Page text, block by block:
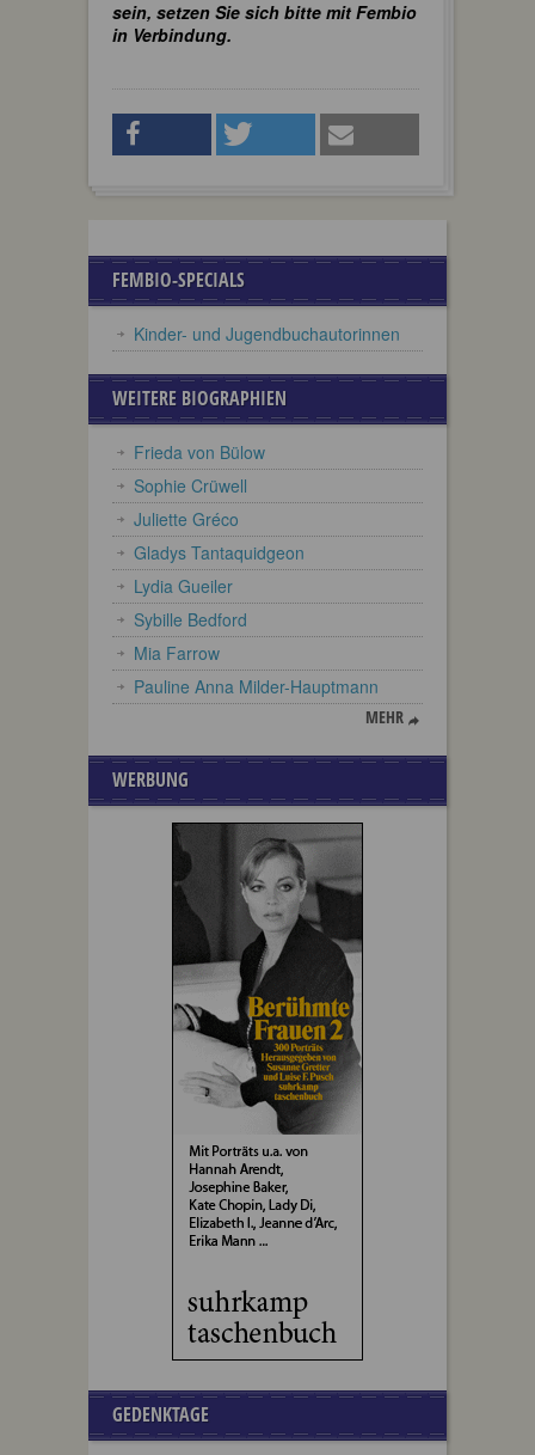
sein, setzen Sie sich bitte mit Fembio
in Verbindung.
FEMBIO-SPECIALS
Kinder- und Jugendbuchautorinnen
WEITERE BIOGRAPHIEN
Frieda von Bülow
Sophie Crüwell
Juliette Gréco
Gladys Tantaquidgeon
Lydia Gueiler
Sybille Bedford
Mia Farrow
Pauline Anna Milder-Hauptmann
MEHR
WERBUNG
GEDENKTAGE